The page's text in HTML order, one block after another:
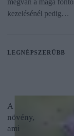
kezelésénél pedig…
LEGNÉPSZERŰBB
A
növény,
ami